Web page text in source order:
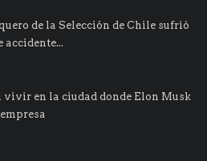
de la Selección de Chile sufrió
accidente...
vivir en la ciudad donde Elon Musk